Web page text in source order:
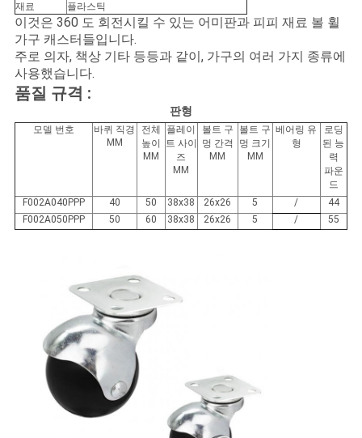
인
용
문
을
구
하
재료
플라스틱
이것은 360 도 회전시킬 수 있는 어미판과 피피 재료 볼 휠
가구 캐스터들입니다.
주로 의자, 책상 기타 등등과 같이, 가구의 여러 가지 종류에
사용했습니다.
품질 규격 :
판형
모델 번호
바퀴 직경
MM
전체
높이
MM
플레이
트 사이
즈
MM
볼트 구
멍 간격
MM
볼트 구
멍 크기
MM
베어링 유
형
로딩
된 능
력
파운
드
F002A040PPP
40 50 38x38 26x26 5 /
44
F002A050PPP
50 60 38x38 26x26 5 / 55